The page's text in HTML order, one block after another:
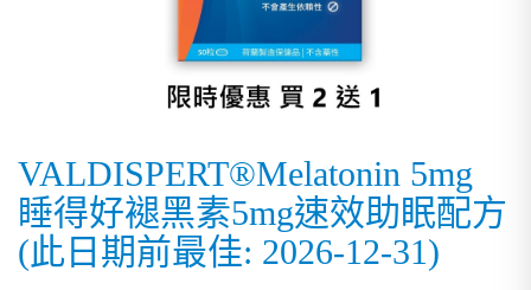
VALDISPERT®Melatonin 5mg
睡得好褪黑素5mg速效助眠配方
(此日期前最佳: 2026-12-31)